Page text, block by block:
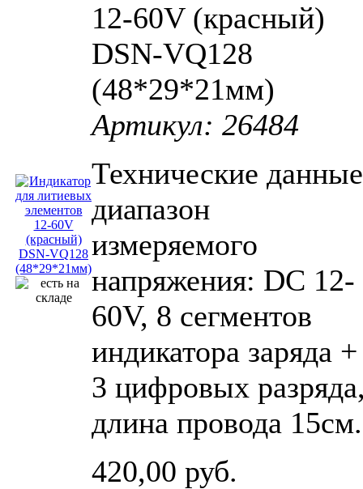
12-60V (красный)
DSN-VQ128
(48*29*21мм)
Артикул: 26484
Технические
диапазон
измеряемого
напряжения: DC 12-
60V, 8 сегментов
индикатора заряда +
3 цифровых
длина провода 15см.
420,00 руб.